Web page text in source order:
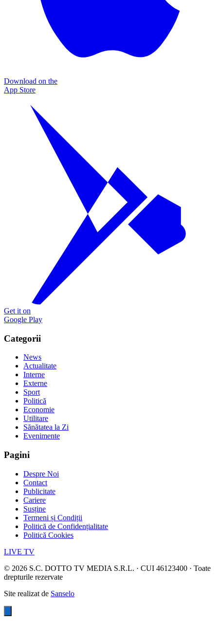
Download on the
App Store
Get it on
Google Play
Categorii
News
Actualitate
Interne
Externe
Sport
Politică
Economie
Utilitare
Sănătatea la Zi
Evenimente
Pagini
Despre Noi
Contact
Publicitate
Cariere
Susține
Termeni și Condiții
Politică de Confidențialitate
Politică Cookies
LIVE TV
© 2026 S.C. DOTTO TV MEDIA S.R.L. · CUI 46123400 · Toate
drepturile rezervate
Site realizat de Sanselo